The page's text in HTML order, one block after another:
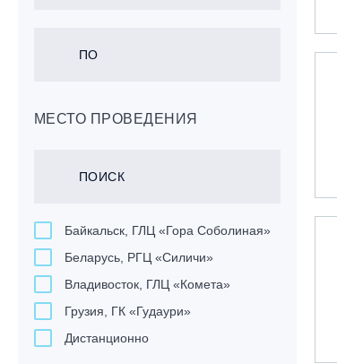
МЕСТО ПРОВЕДЕНИЯ
Байкальск, ГЛЦ «Гора Соболиная»
Беларусь, РГЦ «Силичи»
Владивосток, ГЛЦ «Комета»
Грузия, ГК «Гудаури»
Дистанционно